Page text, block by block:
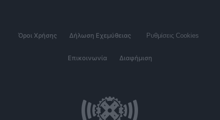
Όροι Χρήσης Δήλωση Εχεμύθειας Ρυθμίσεις Cookies
Επικοινωνία Διαφήμιση